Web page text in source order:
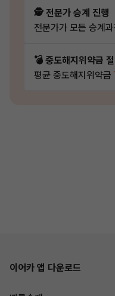
🕵️ 전문가 승계 진행
전문가가 모든 승계
💣 중도해지위약금
평균 중도해지위약금
이어카 앱 다운로드